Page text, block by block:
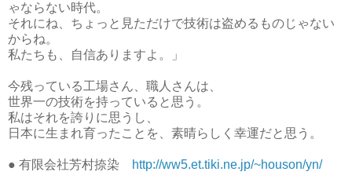
ゃならない時代。
それにね、ちょっと見ただけで技術は盗めるものじゃない
からね。
私たちも、自信ありますよ。」
今残っている工場さん、職人さんは、
世界一の技術を持っていると思う。
私はそれを誇りに思うし、
日本に生まれ育ったことを、素晴らしく幸運だと思う。
● 有限会社芳村捺染 http://ww5.et.tiki.ne.jp/~houson/yn/